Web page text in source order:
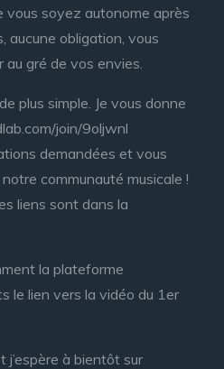
vous soyez autonome après
aucune obligation, vous
au gré de vos envies.
plus simple. Je vous donne
join/9oljwnl
demandées et vous
communauté musicale !
liens sont dans la
la plateforme
le lien vers la vidéo du 1er
j’espère à bientôt sur